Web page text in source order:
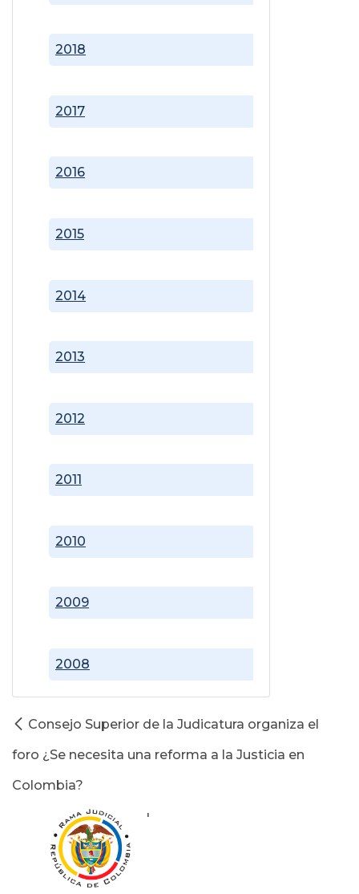
2008
2009
2010
2011
2012
2013
2014
2015
2016
2017
2018
Consejo Superior de la Judicatura organiza el
foro ¿Se necesita una reforma a la Justicia en
Colombia?
'